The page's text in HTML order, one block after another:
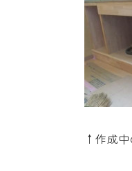
↑作成中